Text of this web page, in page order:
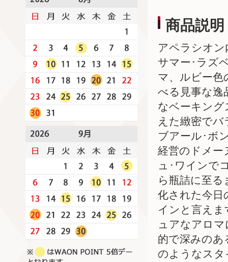
商品説明
アペラシオン
サマー･ラズ
マ、ルビー色
べる見事な逸
なベーキン
えた緻密で
ブアール･ボ
経営のドメー
ュ･ワインで
ら瓶詰に至
化された今日
インと言え
ュアなアロ
的で深みのあ
のようなスタ